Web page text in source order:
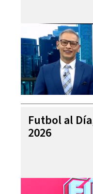
Futbol al
2026